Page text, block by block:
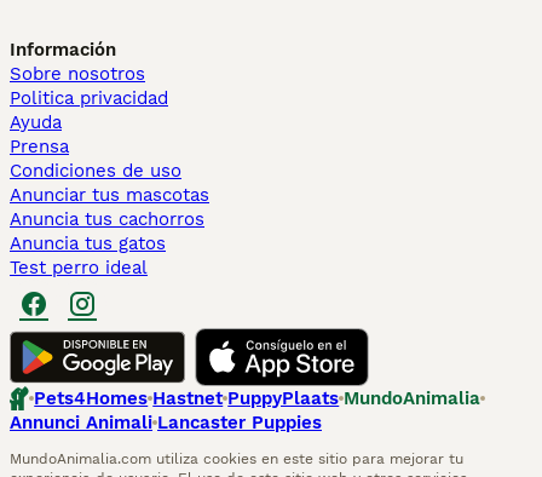
Información
Sobre nosotros
Politica privacidad
Ayuda
Prensa
Condiciones de uso
Anunciar tus mascotas
Anuncia tus cachorros
Anuncia tus gatos
Test perro ideal
Pets4Homes Hastnet PuppyPlaats MundoAnimalia
Annunci Animali Lancaster Puppies
MundoAnimalia.com utiliza cookies en este sitio para mejorar tu